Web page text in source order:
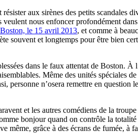
aux sirènes des petits scandales
nous enfoncer profondément dans
le 15 avril 2013, et comme à
souvent et longtemps pour être bien
dans le faux attentat de Boston. À
Même des unités spéciales
n’osera remettre en question
et les autres comédiens de la
bonjour quand on contrôle la
grâce à des écrans de fumée, à